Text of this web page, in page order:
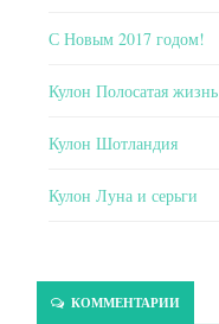
С Новым 2017 годом!
Кулон Полосатая жизнь
Кулон Шотландия
Кулон Луна и серьги
КОММЕНТАРИИ